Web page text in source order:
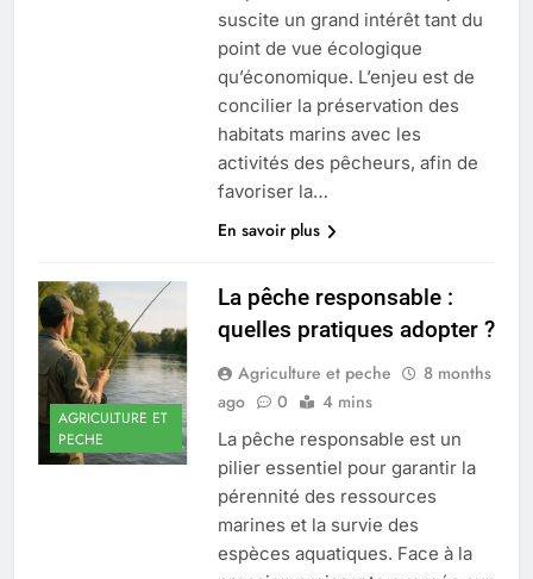
suscite un grand intérêt tant du
point de vue écologique
qu’économique. L’enjeu est de
concilier la préservation des
habitats marins avec les
activités des pêcheurs, afin de
favoriser la…
En savoir plus
AGRICULTURE ET
PECHE
La pêche responsable :
quelles pratiques adopter ?
Agriculture et peche
8 months
ago
0 4 mins
La pêche responsable est un
pilier essentiel pour garantir la
pérennité des ressources
marines et la survie des
espèces aquatiques. Face à la